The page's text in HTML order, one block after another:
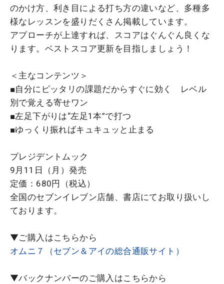
のかけ方、利き目による打ち方の違いなど、多種多
様なレッスンを盛りだくさん掲載しています。
アプローチが上達すれば、スコアはぐんぐん良くな
ります。ベストスコア更新を目指しましょう！
＜主なコンテンツ＞
■自分にピッタリの課題だからすぐに効く レベル
別で覚える寄せワン
■左足下がりは“左足1本”で打つ
■ゆっくり振ればキュキュッと止まる
プレジデントムック
9月11日（月）発売
定価：680円（税込）
全国のセブンイレブン店舗、書店にてお取り扱いし
ております。
▼ご購入はこちらから
オムニ７（セブン＆アイの総合通販サイト）
▼バックナンバーのご購入はこちらから